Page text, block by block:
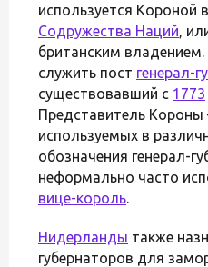
используется Короной в
Содружества Наций,
британским
служить пост генерал-
существовавший с 1773
Представитель
используемых в
обозначения генерал-
неформально часто
вице-король.
Нидерланды также
губернаторов для